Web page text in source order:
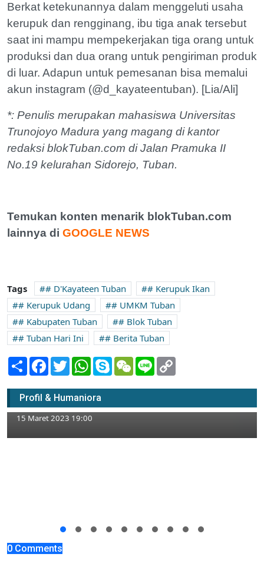
Berkat ketekunannya dalam menggeluti usaha
kerupuk dan rengginang, ibu tiga anak tersebut
saat ini mampu mempekerjakan tiga orang untuk
produksi dan dua orang untuk pengiriman produk
di luar. Adapun untuk pemesanan bisa memalui
akun instagram (@d_kayateentuban). [Lia/Ali]
*: Penulis merupakan mahasiswa Universitas
Trunojoyo Madura yang magang di kantor
redaksi blokTuban.com di Jalan Pramuka II
No.19 kelurahan Sidorejo, Tuban.
Temukan konten menarik blokTuban.com
lainnya di GOOGLE NEWS
Tags # D'Kayateen Tuban
# Kerupuk Ikan
# Kerupuk Udang
# UMKM Tuban
# Kabupaten Tuban
# Blok Tuban
# Tuban Hari Ini
# Berita Tuban
Share Facebook
TwitterWhatsApp
SkypeWeChatLine
Profil & Humaniora
Askab PSSI Tuban Siapkan Diri Untuk
Menjaring Bibit Sepak Bola Wanita
15 Maret 2023 19:00
0 Comments